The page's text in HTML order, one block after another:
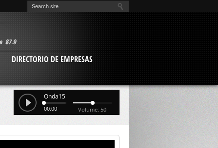
DIRECTORIO DE EMPRESAS
Onda15
00:00 Volume: 50